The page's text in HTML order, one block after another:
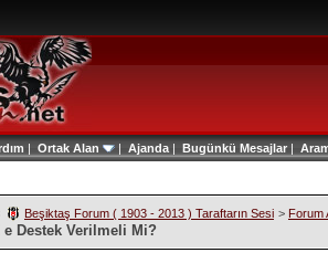
| Ortak Alan | Ajanda | Bugünkü Mesajlar|
Beşiktaş Forum ( 1903 - 2013 ) Taraftarın Sesi > Forum
e Destek Verilmeli Mi?